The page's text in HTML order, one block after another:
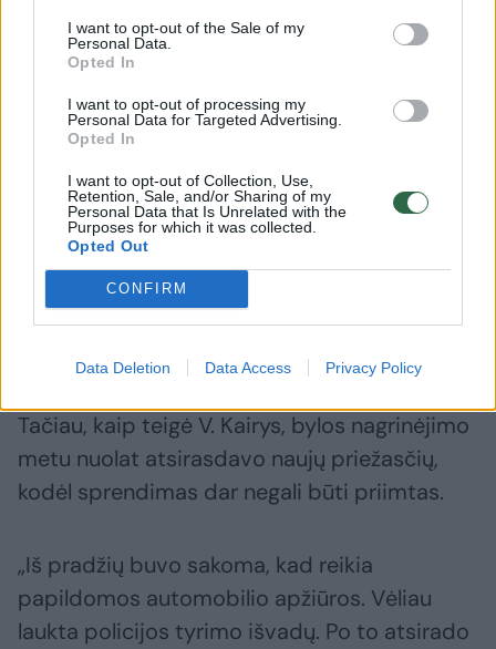
I want to opt-out of the Sale of my
Personal Data.
Opted In
I want to opt-out of processing my
Personal Data for Targeted Advertising.
Opted In
I want to opt-out of Collection, Use,
Retention, Sale, and/or Sharing of my
Personal Data that Is Unrelated with the
Purposes for which it was collected.
Opted Out
CONFIRM
Data Deletion Data Access Privacy Policy
nepriklausomo eksperto išvada, Lietuvos
teismo ekspertizės centro valstybinė
ekspertizė, baigtas policijos tyrimas, kurio
metu nenustatyta jokios nusikalstamos
veikos. Nepaisant to, galutinio sprendimo vis
dar nėra“, – pasakoja vyras.
Anot jo, per beveik metus sukaupta daugiau
kaip 60 puslapių oficialaus susirašinėjimo su
draudiku, ekspertų išvadų ir kitų dokumentų.
Tačiau, kaip teigė V. Kairys, bylos nagrinėjimo
metu nuolat atsirasdavo naujų priežasčių,
kodėl sprendimas dar negali būti priimtas.
„Iš pradžių buvo sakoma, kad reikia
papildomos automobilio apžiūros. Vėliau
laukta policijos tyrimo išvadų. Po to atsirado